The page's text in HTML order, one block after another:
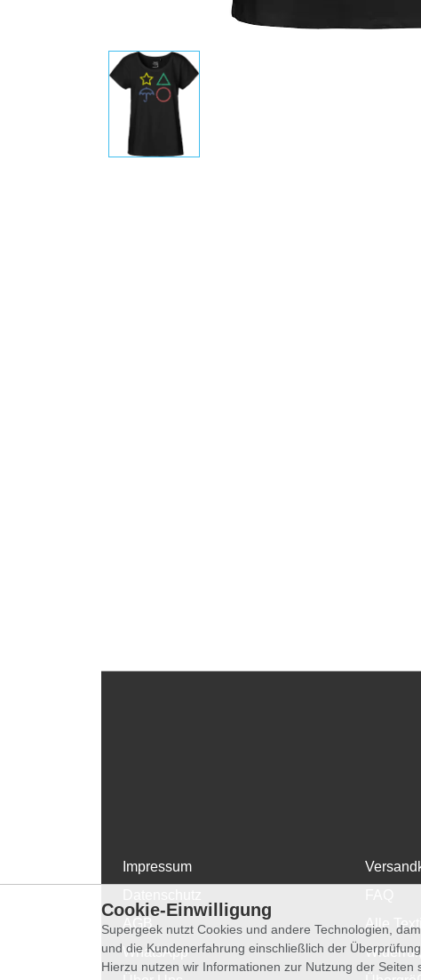
Impressum
WhatsApp
Alle
Cookie-Einwilligung
Supergeek nutzt Cookies und andere Technologien,
und die Kundenerfahrung einschließlich der
Hierzu nutzen wir Informationen zur Nutzung der Seiten